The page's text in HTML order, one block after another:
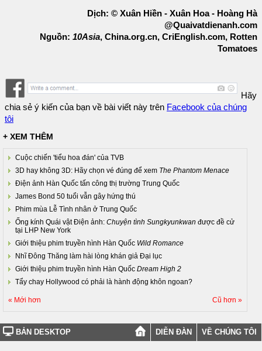
Dịch: © Xuân Hiền - Xuân Hoa - Hoàng Hà
@Quaivatdienanh.com
Nguồn: 10Asia, China.org.cn, CriEnglish.com, Rotten
Tomatoes
Hãy
chia sẻ ý kiến của bạn về bài viết này trên Facebook của chúng
tôi
+ XEM THÊM
Cuộc chiến 'tiểu hoa đán' của TVB
3D hay không 3D: Hãy chọn vé đúng để xem The Phantom Menace
Điện ảnh Hàn Quốc tấn công thị trường Trung Quốc
James Bond 50 tuổi vẫn gây hứng thú
Phim mùa Lễ Tình nhân ở Trung Quốc
Ống kính Quái vật Điện ảnh: Chuyện tình Sungkyunkwan được đề cử
tại LHP New York
Giới thiệu phim truyền hình Hàn Quốc Wild Romance
Nhĩ Đông Thăng làm hài lòng khán giả Đại lục
Giới thiệu phim truyền hình Hàn Quốc Dream High 2
Tẩy chay Hollywood có phải là hành động khôn ngoan?
« Mới hơn Cũ hơn »
BẢN DESKTOP DIỄN ĐÀN VỀ CHÚNG TÔI